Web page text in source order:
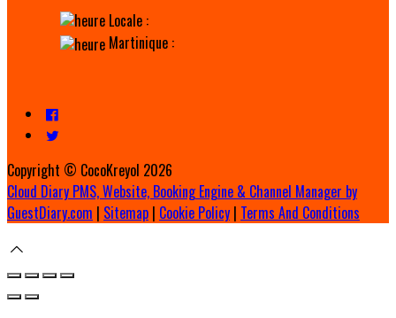
Locale :
Martinique :
Copyright © CocoKreyol 2026
Cloud Diary PMS, Website, Booking Engine & Channel Manager by
GuestDiary.com | Sitemap | Cookie Policy | Terms And Conditions